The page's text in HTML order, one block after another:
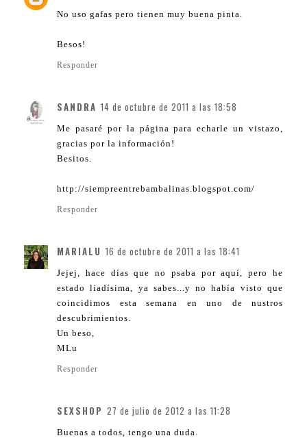
No uso gafas pero tienen muy buena pinta.
Besos!
Responder
SANDRA 14 de octubre de 2011 a las 18:58
Me pasaré por la página para echarle un vistazo,
gracias por la información!
Besitos.
http://siempreentrebambalinas.blogspot.com/
Responder
MARIALU 16 de octubre de 2011 a las 18:41
Jejej, hace días que no psaba por aquí, pero he
estado liadísima, ya sabes...y no había visto que
coincidimos esta semana en uno de nustros
descubrimientos.
Un beso,
MLu
Responder
SEXSHOP 27 de julio de 2012 a las 11:28
Buenas a todos, tengo una duda.